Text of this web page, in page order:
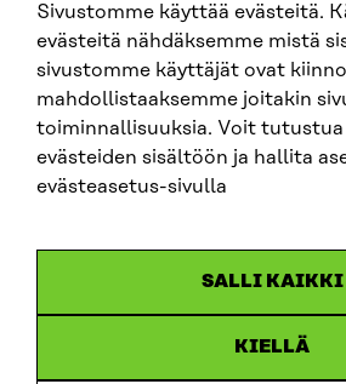
Sivustomme käyttää evästeitä.
evästeitä nähdäksemme mistä
sivustomme käyttäjät ovat
mahdollistaaksemme joitakin
toiminnallisuuksia. Voit
evästeiden sisältöön ja hallita
evästeasetus-sivulla
SALLI KAIKKI
KIELLÄ
SITRA SOSIAALISESSA MEDIASSA
LinkedIn
Instagram
YouTube